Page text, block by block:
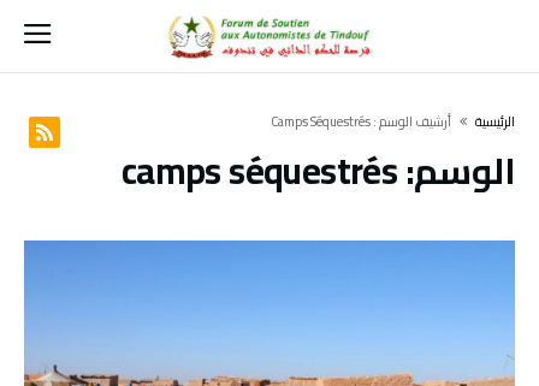
‫الرئيسية‬ ‫أرشيف الوسم :‬ Camps Séquestrés
الوسم:camps séquestrés